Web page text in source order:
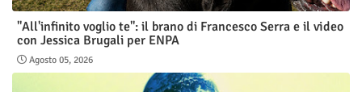
"All'infinito voglio te": il brano di Francesco Serra e il video
con Jessica Brugali per ENPA
Agosto 05, 2026